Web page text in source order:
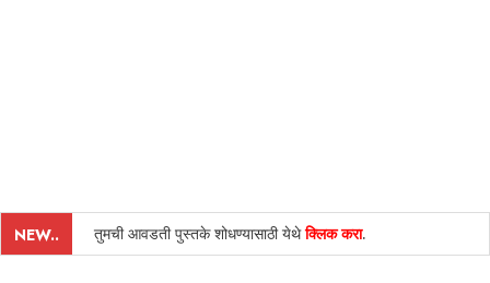
NEW.. तुमची आवडती पुस्तके शोधण्यासाठी येथेक्लिक करा.